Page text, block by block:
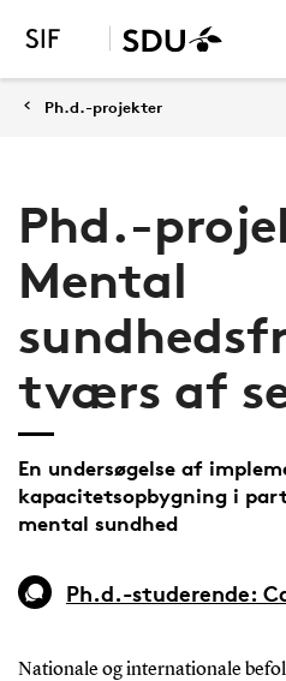
Ph.d.-projekter
Phd.-
Mental
tværs af
En undersøgelse af
kapacitetsopbygning i
mental sundhed
Ph.d.-studerende:
Nationale og internationale